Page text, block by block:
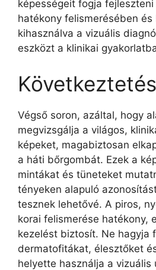
képességeit fogja
hatékony felismerésében és
kihasználva a vizuális
eszközt a klinikai
Következtetés
Végső soron, azáltal, hogy
megvizsgálja a világos,
képeket, magabiztosan
a háti bőrgombát. Ezek a
mintákat és tüneteket
tényeken alapuló
tesznek lehetővé. A piros,
korai felismerése hatékony,
kezelést biztosít. Ne hagyja
dermatofitákat, élesztőket
helyette használja a